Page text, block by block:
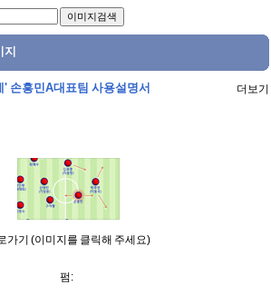
' 손흥민A대표팀 사용설명서 더보기
가기 (이미지를 클릭해 주세요)
펌: